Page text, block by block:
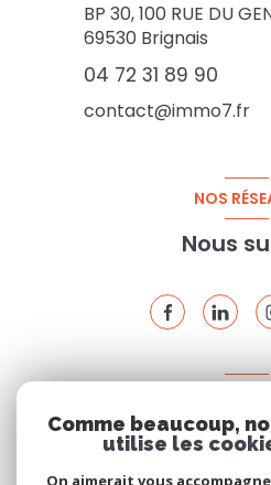
BP 30, 100 RUE DU
69530 Brignais
04 72 31 89 90
contact@immo7.fr
NOS
Nous
Nous
Comme beaucoup,
utilise les
On aimerait vous